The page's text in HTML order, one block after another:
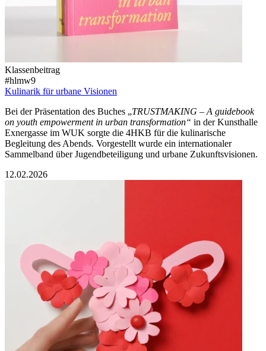
Klassenbeitrag
#hlmw9
Kulinarik für urbane Visionen
Bei der Präsentation des Buches „TRUSTMAKING – A guidebook
on youth empowerment in urban transformation“ in der Kunsthalle
Exnergasse im WUK sorgte die 4HKB für die kulinarische
Begleitung des Abends. Vorgestellt wurde ein internationaler
Sammelband über Jugendbeteiligung und urbane Zukunftsvisionen.
12.02.2026